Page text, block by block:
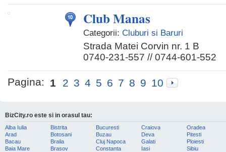
Club Manas
Categorii: Cluburi si Baruri
Strada Matei Corvin nr. 1 B
0740-231-557 // 0744-601-552
Pagina: 1 2 3 4 5 6 7 8 9 10
BizCity.ro este si in orasul tau:
Alba Iulia
Arad
Bacau
Baia Mare
Bistrita
Botosani
Braila
Brasov
Bucuresti
Buzau
Cluj Napoca
Constanta
Craiova
Deva
Galati
Iasi
Oradea
Pitesti
Ploiesti
Sibiu